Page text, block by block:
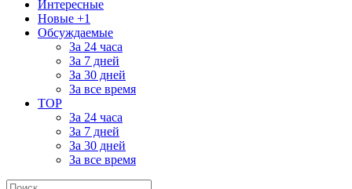
Интересные
Новые +1
Обсуждаемые
За 24 часа
За 7 дней
За 30 дней
За все время
TOP
За 24 часа
За 7 дней
За 30 дней
За все время